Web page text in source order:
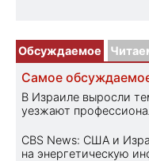
Обсуждаемое
Самое
В Израиле выросли
уезжают
CBS News: США и
на энергетическую